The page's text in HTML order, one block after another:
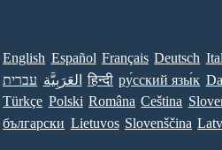
English Español Français Deutsch
עברית العَرَبِيَّة हिन्दी ру́сский язы́к
Türkçe Polski Româna Ceština
български Lietuvos Slovenščina